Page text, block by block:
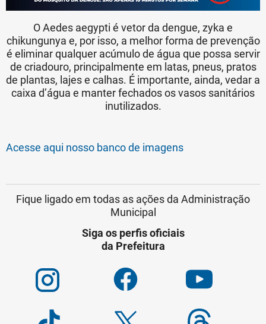
O Aedes aegypti é vetor da dengue, zyka e
chikungunya e, por isso, a melhor forma de prevenção
é eliminar qualquer acúmulo de água que possa servir
de criadouro, principalmente em latas, pneus, pratos
de plantas, lajes e calhas. É importante, ainda, vedar a
caixa d’água e manter fechados os vasos sanitários
inutilizados.
Acesse aqui nosso banco de imagens
Fique ligado em todas as ações da Administração
Municipal
Siga os perfis oficiais
da Prefeitura